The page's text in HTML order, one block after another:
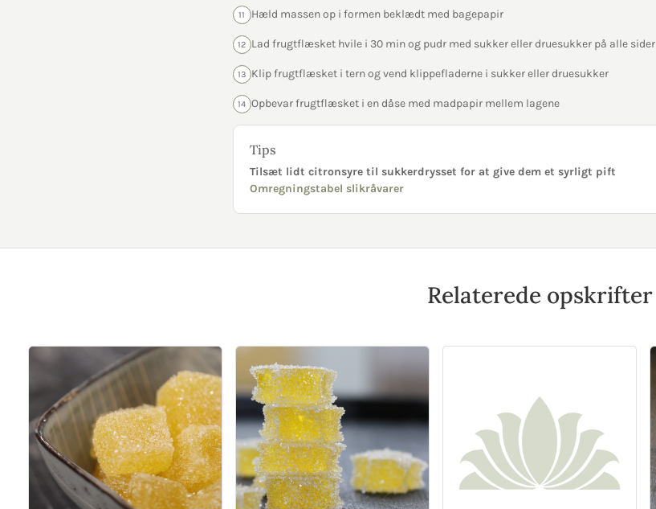
11 Hæld massen op i formen beklædt med bagepapir
12 Lad frugtflæsket hvile i 30 min og pudr med sukker eller druesukker på alle sider
13 Klip frugtflæsket i tern og vend klippefladerne i sukker eller druesukker
14 Opbevar frugtflæsket i en dåse med madpapir mellem lagene
Tips
Tilsæt lidt citronsyre til sukkerdrysset for at give dem et syrligt pift
Omregningstabel slikråvarer
Relaterede opskrifter